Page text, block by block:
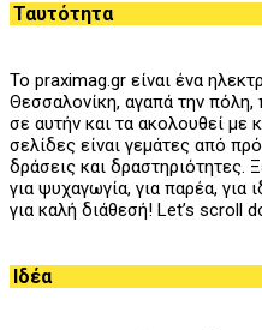
Ταυτότητα
Το praximag.gr είναι ένα
Θεσσαλονίκη, αγαπά την
σε αυτήν και τα ακολουθεί με
σελίδες είναι γεμάτες από
δράσεις και δραστηριότητες.
για ψυχαγωγία, για παρέα, για
για καλή διάθεσή! Let’s scroll
Ιδέα